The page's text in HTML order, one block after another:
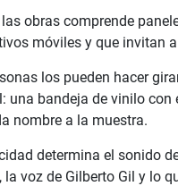
las obras comprende
móviles y que invitan
los pueden hacer
una bandeja de vinilo con
nombre a la muestra.
determina el sonido
la voz de Gilberto Gil y lo